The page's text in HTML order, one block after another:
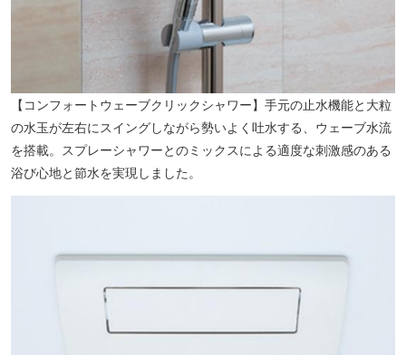
ミューザ川崎シンフォニーホール（約1260m／徒歩16分）※提供写真 (c)青柳聡／MUZA
【コンフォートウェーブクリックシャワー】手元の止水機能と大粒
の水玉が左右にスイングしながら勢いよく吐水する、ウェーブ水流
を搭載。スプレーシャワーとのミックスによる適度な刺激感のある
浴び心地と節水を実現しました。